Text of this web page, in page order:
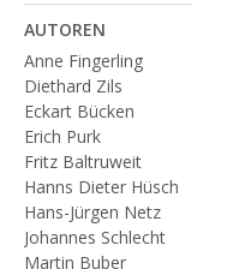
AUTOREN
Anne Fingerling
Diethard Zils
Eckart Bücken
Erich Purk
Fritz Baltruweit
Hanns Dieter Hüsch
Hans-Jürgen Netz
Johannes Schlecht
Martin Buber